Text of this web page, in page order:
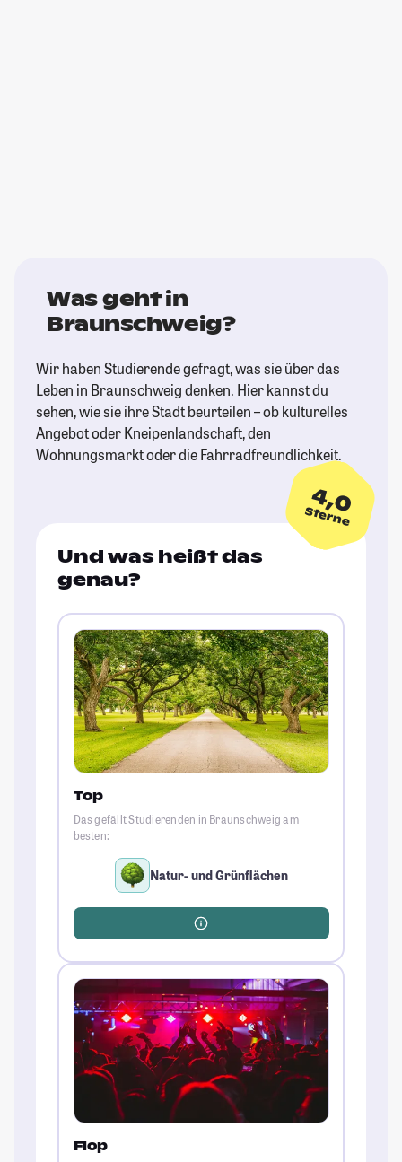
Was geht in
Braunschweig?
Wir haben Studierende gefragt, was sie über das
Leben in Braunschweig denken. Hier kannst du
sehen, wie sie ihre Stadt beurteilen – ob kulturelles
Angebot oder Kneipenlandschaft, den
Wohnungsmarkt oder die Fahrradfreundlichkeit.
4,0
Sterne
Und was heißt das
genau?
Top
Das gefällt Studierenden in Braunschweig am
besten:
Natur- und Grünflächen
Flop